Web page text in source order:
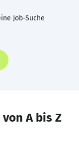
Job-Suche
A bis Z